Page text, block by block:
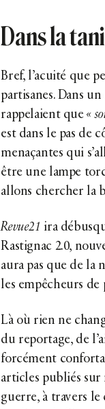
Dans la
Bref, l’acuité que
partisanes. Dans
rappelaient que«
est dans le pas de
menaçantes qui
être une lampe
allons chercher la
Revue21 ira
Rastignac 2.0,
aura pas que de la
les empêcheurs
Là où rien ne
du reportage, de
forcément
articles publiés
guerre, à travers